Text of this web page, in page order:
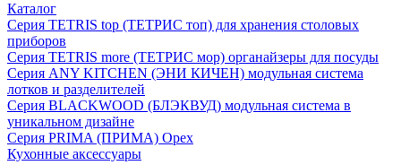
Каталог
Серия TETRIS top (ТЕТРИС топ) для хранения столовых
приборов
Серия TETRIS more (ТЕТРИС мор) органайзеры для посуды
Серия ANY KITCHEN (ЭНИ КИЧЕН) модульная система
лотков и разделителей
Серия BLACKWOOD (БЛЭКВУД) модульная система в
уникальном дизайне
Серия PRIMA (ПРИМА) Орех
Кухонные аксессуары